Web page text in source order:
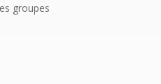
groupes